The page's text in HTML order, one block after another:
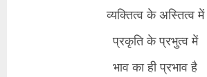
​व्यक्तित्व के अस्तित्व में
प्रकृति के प्रभुत्व में
भाव का ही प्रभाव है